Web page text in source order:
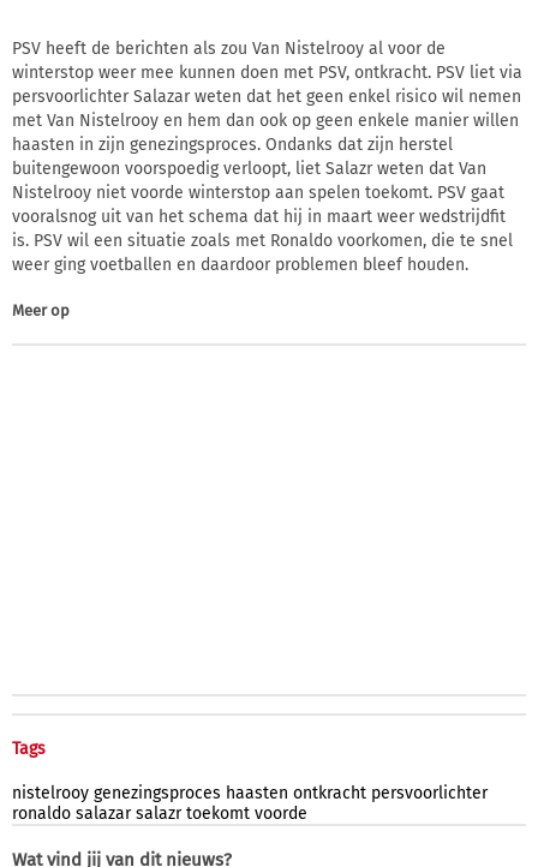
PSV heeft de berichten als zou Van Nistelrooy al voor de
winterstop weer mee kunnen doen met PSV, ontkracht. PSV liet via
persvoorlichter Salazar weten dat het geen enkel risico wil nemen
met Van Nistelrooy en hem dan ook op geen enkele manier willen
haasten in zijn genezingsproces. Ondanks dat zijn herstel
buitengewoon voorspoedig verloopt, liet Salazr weten dat Van
Nistelrooy niet voorde winterstop aan spelen toekomt. PSV gaat
vooralsnog uit van het schema dat hij in maart weer wedstrijdfit
is. PSV wil een situatie zoals met Ronaldo voorkomen, die te snel
weer ging voetballen en daardoor problemen bleef houden.
Meer op
Tags
nistelrooy genezingsproces haasten ontkracht persvoorlichter
ronaldo salazar salazr toekomt voorde
Wat vind jij van dit nieuws?